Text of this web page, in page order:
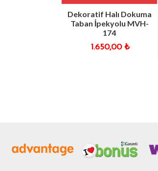
Dekoratif Halı Dokuma
Taban İpekyolu MVH-
1.650,00₺